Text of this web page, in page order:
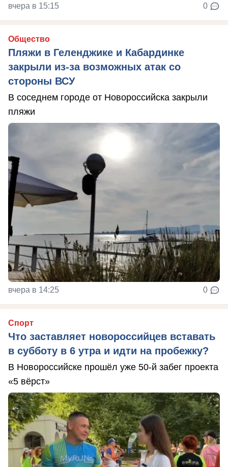
вчера в 15:15 0
Общество
Пляжи в Геленджике и Кабардинке
закрыли из-за возможных атак со
стороны ВСУ
В соседнем городе от Новороссийска закрыли
пляжи
вчера в 14:25 0
Спорт
Что заставляет новороссийцев вставать
в субботу в 6 утра и идти на пробежку?
В Новороссийске прошёл уже 50-й забег проекта
«5 вёрст»